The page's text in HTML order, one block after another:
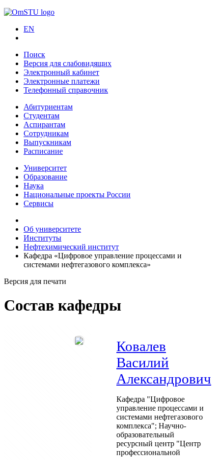
EN
Поиск
Версия для слабовидящих
Электронный кабинет
Электронные платежи
Телефонный справочник
Абитуриентам
Студентам
Аспирантам
Сотрудникам
Выпускникам
Расписание
Университет
Образование
Наука
Национальные проекты России
Сервисы
Об университете
Институты
Нефтехимический институт
Кафедра «Цифровое управление процессами и
системами нефтегазового комплекса»
Версия для печати
Состав кафедры
Ковалев
Василий
Александрович
Кафедра "Цифровое
управление процессами и
системами нефтегазового
комплекса"; Научно-
образовательный
ресурсный центр "Центр
профессиональной